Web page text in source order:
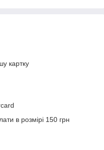
картку
в розмірі 150 грн